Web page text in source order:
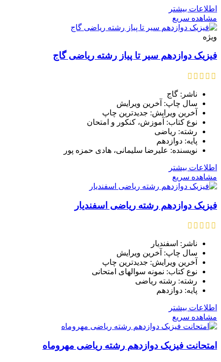
اطلاعات بیشتر
مشاهده سریع
ویژه
فیزیک دوازدهم سیر تا پیاز رشته ریاضی گاج
ناشر: گاج
سال چاپ: آخرین ویرایش
آخرین ویرایش: جدیدترین چاپ
نوع کتاب: آموزش، کنکور و امتحان
رشته: ریاضی
پایه: دوازدهم
نویسنده: علیرضا سلیمانی، هادی حمزه پور
اطلاعات بیشتر
مشاهده سریع
فیزیک دوازدهم رشته ریاضی اسفندیار
ناشر: اسفندیار
سال چاپ: آخرین ویرایش
آخرین ویرایش: جدیدترین چاپ
نوع کتاب: نمونه سوالهای امتحانی
رشته: رشته ریاضی
پایه: دوازدهم
اطلاعات بیشتر
مشاهده سریع
امتحانت فیزیک دوازدهم رشته ریاضی مهروماه